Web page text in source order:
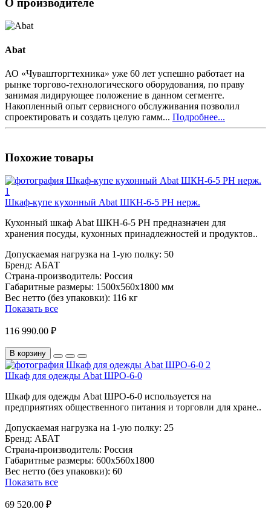
Abat
АО «Чувашторгтехника» уже 60 лет успешно работает на
рынке торгово-технологического оборудования, по праву
занимая лидирующее положение в данном сегменте.
Накопленный опыт сервисного обслуживания позволил
спроектировать и создать целую гамм... Подробнее...
Похожие товары
Шкаф-купе кухонный Abat ШКН-6-5 РН нерж.
Кухонный шкаф Abat ШКН-6-5 РН предназначен для
хранения посуды, кухонных принадлежностей и продуктов..
Допускаемая нагрузка на 1-ую полку: 50
Бренд: АБАТ
Страна-производитель: Россия
Габаритные размеры: 1500х560х1800 мм
Вес нетто (без упаковки): 116 кг
Показать все
116 990.00 ₽
В корзину
Шкаф для одежды Abat ШРО-6-0
Шкаф для одежды Abat ШРО-6-0 используется на
предприятиях общественного питания и торговли для хране..
Допускаемая нагрузка на 1-ую полку: 25
Бренд: АБАТ
Страна-производитель: Россия
Габаритные размеры: 600х560х1800
Вес нетто (без упаковки): 60
Показать все
69 520.00 ₽